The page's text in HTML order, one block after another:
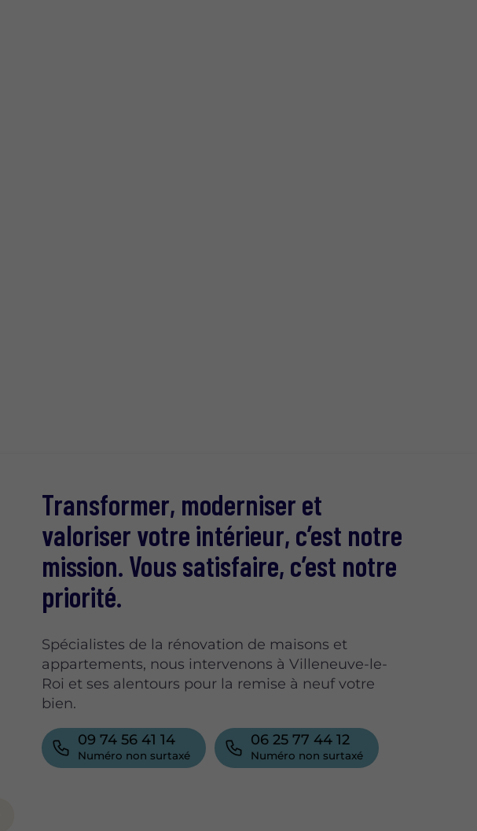
Transformer, moderniser et
valoriser votre intérieur, c’est notre
mission. Vous satisfaire, c’est notre
priorité.
Spécialistes de la rénovation de maisons et
appartements, nous intervenons à Villeneuve-le-
Roi et ses alentours pour la remise à neuf votre
bien.
09 74 56 41 14
Numéro non surtaxé
06 25 77 44 12
Numéro non surtaxé